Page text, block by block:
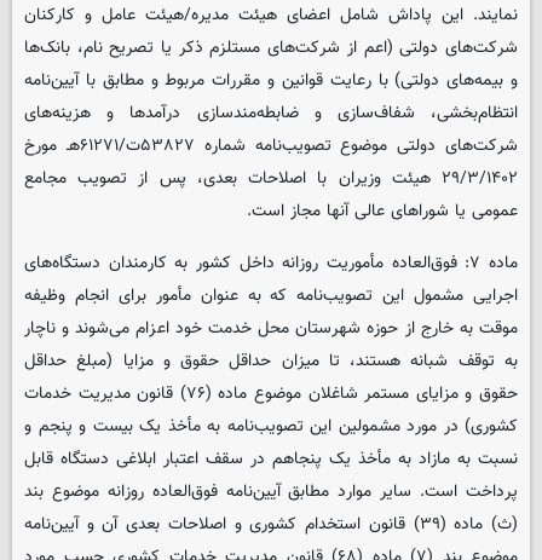
نمایند. این پاداش شامل اعضای هیئت مدیره/هیئت عامل و کارکنان
شرکت‌های دولتی (اعم از شرکت‌های مستلزم ذکر یا تصریح نام، بانک‌ها
و بیمه‌های دولتی) با رعایت قوانین و مقررات مربوط و مطابق با آیین‌نامه
انتظام‌بخشی، شفاف‌سازی و ضابطه‌مندسازی درآمدها و هزینه‌های
شرکت‌های دولتی موضوع تصویب‌نامه شماره ۵۳۸۲۷ت/۶۱۲۷۱هـ مورخ
۲۹/۳/۱۴۰۲ هیئت وزیران با اصلاحات بعدی، پس از تصویب مجامع
عمومی یا شوراهای عالی آنها مجاز است.
ماده ۷: فوق‌العاده مأموریت روزانه داخل کشور به کارمندان دستگاه‌های
اجرایی مشمول این تصویب‌نامه که به عنوان مأمور برای انجام وظیفه
موقت به خارج از حوزه شهرستان محل خدمت خود اعزام می‌شوند و ناچار
به توقف شبانه هستند، تا میزان حداقل حقوق و مزایا (مبلغ حداقل
حقوق و مزایای مستمر شاغلان موضوع ماده (۷۶) قانون مدیریت خدمات
کشوری) در مورد مشمولین این تصویب‌نامه به مأخذ یک بیست و پنجم و
نسبت به مازاد به مأخذ یک پنجاهم در سقف اعتبار ابلاغی دستگاه قابل
پرداخت است. سایر موارد مطابق آیین‌نامه فوق‌العاده روزانه موضوع بند
(ث) ماده (۳۹) قانون استخدام کشوری و اصلاحات بعدی آن و آیین‌نامه